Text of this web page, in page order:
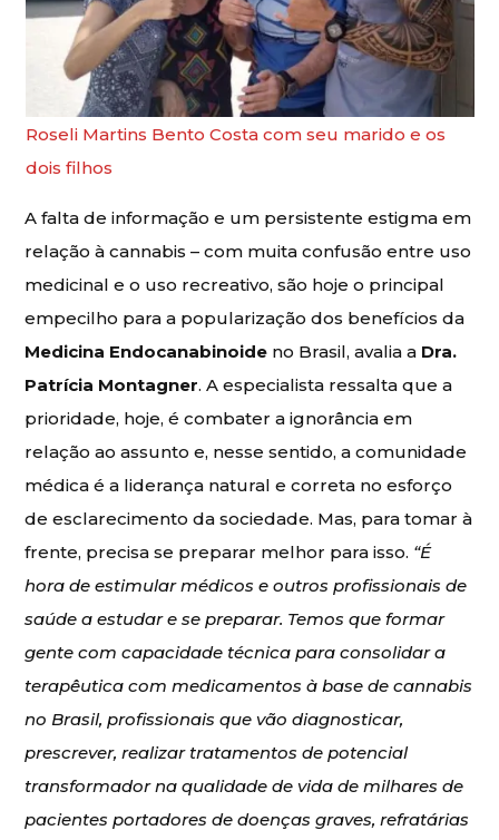
Roseli Martins Bento Costa com seu marido e os
dois filhos
A falta de informação e um persistente estigma em
relação à cannabis – com muita confusão entre uso
medicinal e o uso recreativo, são hoje o principal
empecilho para a popularização dos benefícios da
Medicina Endocanabinoide no Brasil, avalia a Dra.
Patrícia Montagner. A especialista ressalta que a
prioridade, hoje, é combater a ignorância em
relação ao assunto e, nesse sentido, a comunidade
médica é a liderança natural e correta no esforço
de esclarecimento da sociedade. Mas, para tomar à
frente, precisa se preparar melhor para isso. “É
hora de estimular médicos e outros profissionais de
saúde a estudar e se preparar. Temos que formar
gente com capacidade técnica para consolidar a
terapêutica com medicamentos à base de cannabis
no Brasil, profissionais que vão diagnosticar,
prescrever, realizar tratamentos de potencial
transformador na qualidade de vida de milhares de
pacientes portadores de doenças graves, refratárias